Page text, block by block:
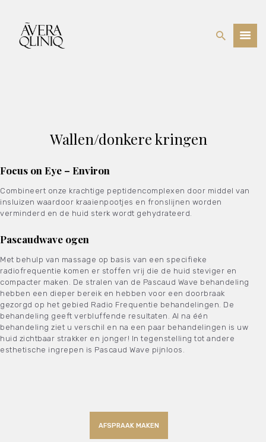
OVER ONS
Wallen/donkere kringen
Focus on Eye – Environ
Combineert onze krachtige peptidencomplexen door middel van
insluizen waardoor kraaienpootjes en fronslijnen worden
verminderd en de huid sterk wordt gehydrateerd.
Pascaudwave ogen
Met behulp van massage op basis van een specifieke
radiofrequentie komen er stoffen vrij die de huid steviger en
compacter maken. De stralen van de Pascaud Wave behandeling
hebben een dieper bereik en hebben voor een doorbraak
gezorgd op het gebied Radio Frequentie behandelingen. De
behandeling geeft verbluffende resultaten. Al na één
behandeling ziet u verschil en na een paar behandelingen is uw
huid zichtbaar strakker en jonger! In tegenstelling tot andere
esthetische ingrepen is Pascaud Wave pijnloos.
AFSPRAAK MAKEN